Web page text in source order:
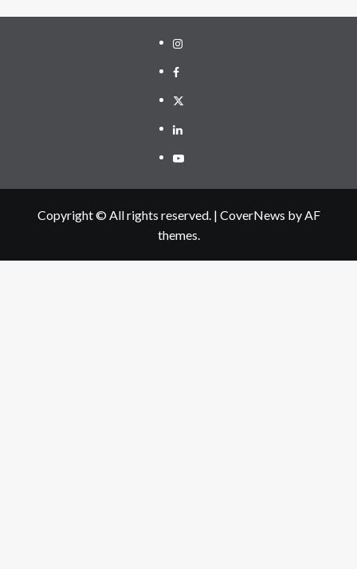
Instagram
Facebook
Twitter
Linkedin
Youtube
Copyright © All rights reserved. | CoverNews by AF
themes.